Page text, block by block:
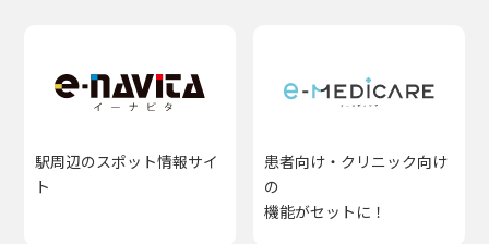
駅周辺のスポット情報サイ
ト
患者向け・クリニック向け
の
機能がセットに！